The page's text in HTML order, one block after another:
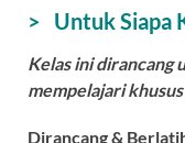
> Untuk Siapa
Kelas ini dirancang
mempelajari
Dirancang &